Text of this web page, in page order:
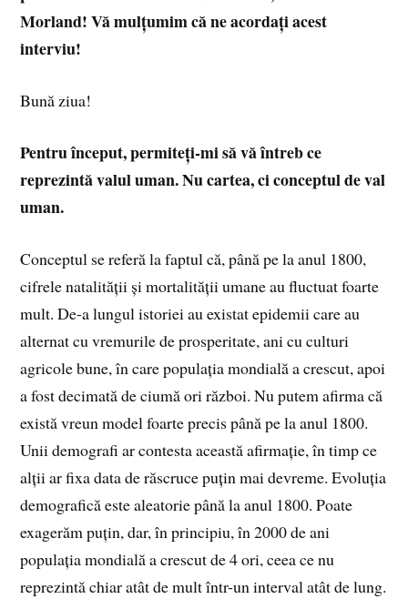
Morland! Vă mulțumim că ne acordați acest
interviu!
Bună ziua!
Pentru început, permiteți-mi să vă întreb ce
reprezintă valul uman. Nu cartea, ci conceptul de val
uman.
Conceptul se referă la faptul că, până pe la anul 1800,
cifrele natalității și mortalității umane au fluctuat foarte
mult. De-a lungul istoriei au existat epidemii care au
alternat cu vremurile de prosperitate, ani cu culturi
agricole bune, în care populația mondială a crescut, apoi
a fost decimată de ciumă ori război. Nu putem afirma că
există vreun model foarte precis până pe la anul 1800.
Unii demografi ar contesta această afirmație, în timp ce
alții ar fixa data de răscruce puțin mai devreme. Evoluția
demografică este aleatorie până la anul 1800. Poate
exagerăm puțin, dar, în principiu, în 2000 de ani
populația mondială a crescut de 4 ori, ceea ce nu
reprezintă chiar atât de mult într-un interval atât de lung.